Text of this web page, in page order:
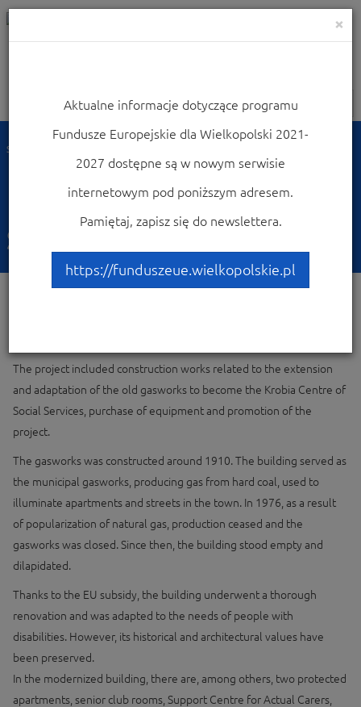
Nawigacja
Strona główna
Good examples of UE funded projects
Krobia Center of Social Services
Krobia Center of Social
Services
The project included construction works related to the extension
and adaptation of the old gasworks to become the Krobia Centre of
Social Services, purchase of equipment and promotion of the
project.
The gasworks was constructed around 1910. The building served as
the municipal gasworks, producing gas from hard coal, used to
illuminate apartments and streets in the town. In 1976, as a result
of popularization of natural gas, production ceased and the
gasworks was closed. Since then, the building stood empty and
dilapidated.
Thanks to the EU subsidy, the building underwent a thorough
renovation and was adapted to the needs of people with
disabilities. However, its historical and architectural values have
been preserved.
In the modernized building, there are, among others, two protected
apartments, senior club rooms, Support Centre for Actual Carers,
×
Aktualne informacje dotyczące programu
Fundusze Europejskie dla Wielkopolski 2021-
2027 dostępne są w nowym serwisie
internetowym pod poniższym adresem.
Pamiętaj, zapisz się do newslettera.
https://funduszeue.wielkopolskie.pl